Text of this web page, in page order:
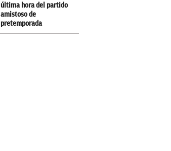
última hora del partido
amistoso de
pretemporada